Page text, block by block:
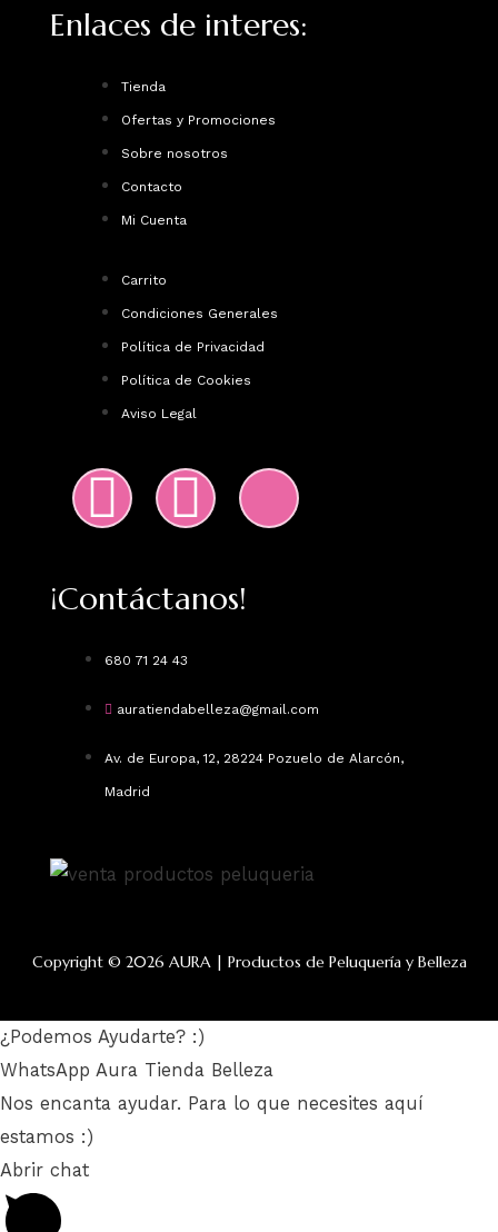
¡Contáctanos!
680 71 24 43
auratiendabelleza@gmail.com
Av. de Europa, 12, 28224 Pozuelo de Alarcón,
Madrid
Enlaces de interes:
Tienda
Ofertas y Promociones
Sobre nosotros
Contacto
Mi Cuenta
Carrito
Condiciones Generales
Política de Privacidad
Política de Cookies
Aviso Legal
Copyright © 2026 AURA | Productos de Peluquería y Belleza
¿Podemos Ayudarte? :)
WhatsApp Aura Tienda Belleza
Nos encanta ayudar. Para lo que necesites aquí
estamos :)
Abrir chat